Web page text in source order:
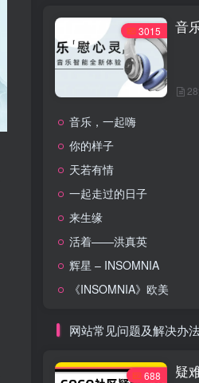
3015 音
音乐，一起嗨
你的样子
天若有情
一起走过的日子
来生缘
活着——洪真英
辉星 – INSOMNIA
《INSOMNIA》欧美
网站常见问题及解决办
688 疑
渴望主题曲
少年包青天主题曲
小鱼儿与花无缺主题曲
乌龙闯情关主题曲
问情
治愈心灵的歌曲
音乐，一起嗨
你的样子
一起走过的日子